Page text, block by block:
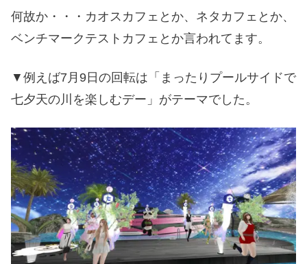
何故か・・・カオスカフェとか、ネタカフェとか、
ベンチマークテストカフェとか言われてます。
▼例えば7月9日の回転は「まったりプールサイドで
七夕天の川を楽しむデー」がテーマでした。